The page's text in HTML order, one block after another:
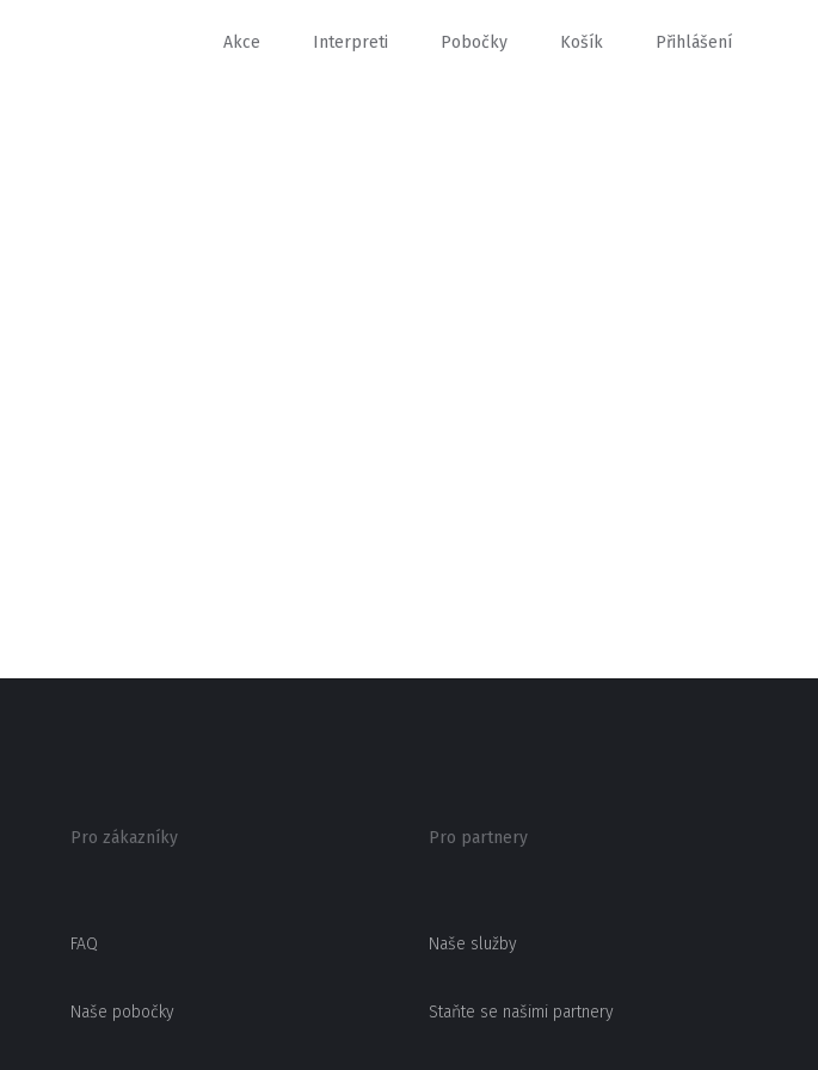
Akce Interpreti Pobočky Košík Přihlášení
Pro zákazníky
FAQ
Naše pobočky
Pro partnery
Naše služby
Staňte se našimi partnery